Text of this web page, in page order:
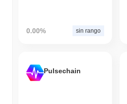
0.00% sin rango
Pulsechain